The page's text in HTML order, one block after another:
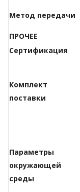
Метод передачи
ПРОЧЕЕ
Сертификация
Комплект
поставки
Параметры
окружающей
среды